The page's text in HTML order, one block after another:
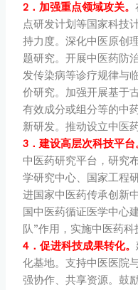
2．加强重点领域攻关。
点研发计划等国家科技
持力度。深化中医原创
题研究。开展中医药防
发传染病等诊疗规律与
价研究。加强开展基于
有效成分或组分等的中
新研发。推动设立中医
3．建设高层次科技平台
中医药研究平台，研究
学研究中心、国家工程
进国家中医药传承创新
国中医药循证医学中心
队”作用，实施中医药科
4．促进科技成果转化。
化基地。支持中医医院
强协作、共享资源。鼓